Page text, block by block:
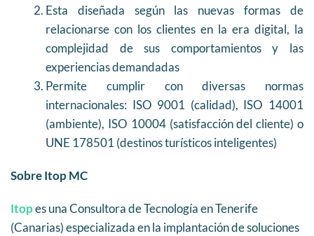
Esta diseñada según las nuevas formas de
relacionarse con los clientes en la era digital, la
complejidad de sus comportamientos y las
experiencias demandadas
Permite cumplir con diversas normas
internacionales: ISO 9001 (calidad), ISO 14001
(ambiente), ISO 10004 (satisfacción del cliente) o
UNE 178501 (destinos turísticos inteligentes)
Sobre Itop MC
Itopes una Consultora de Tecnología en Tenerife
(Canarias) especializada en la implantación de soluciones